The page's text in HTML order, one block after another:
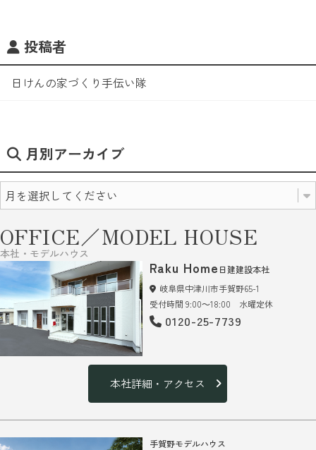
投稿者
日けんの家づくり手伝い隊
月別アーカイブ
OFFICE／MODEL HOUSE
本社・モデルハウス
Raku Home 日建建設本社
岐阜県中津川市手賀野65-1
受付時間 9:00～18:00 水曜定休
0120-25-7739
本社詳細・アクセス
手賀野モデルハウス